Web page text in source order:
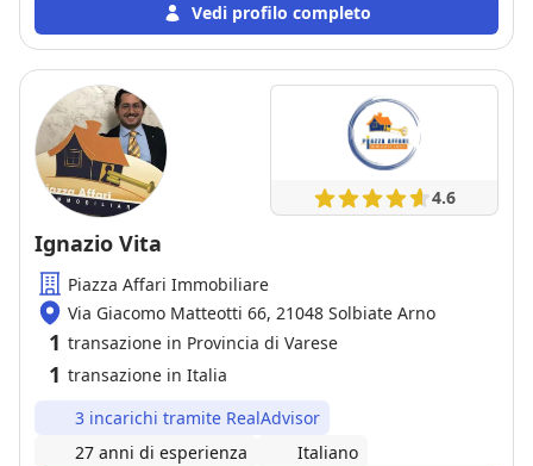
Vedi profilo completo
4.6
Ignazio Vita
Piazza Affari Immobiliare
Via Giacomo Matteotti 66, 21048 Solbiate Arno
1 transazione in Provincia di Varese
1 transazione in Italia
3 incarichi tramite RealAdvisor
27 anni di esperienza
Italiano